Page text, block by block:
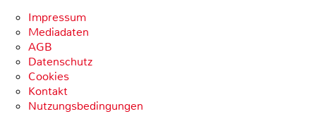
Impressum
Mediadaten
AGB
Datenschutz
Cookies
Kontakt
Nutzungsbedingungen